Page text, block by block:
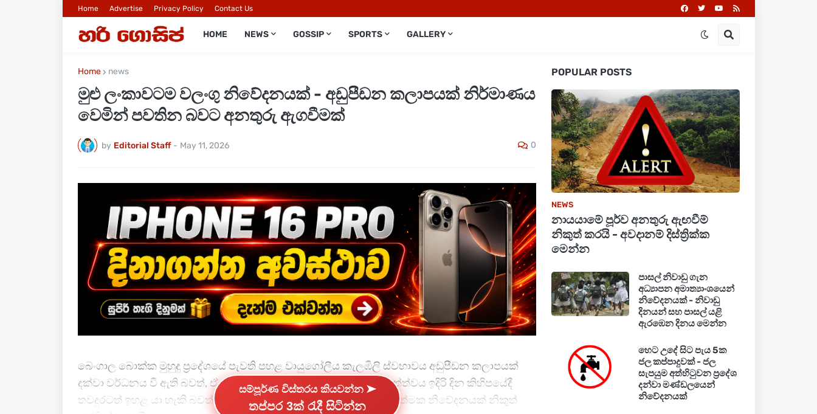
Home Advertise Privacy Policy Contact Us
HOME NEWS GOSSIP SPORTS GALLERY
Home news
මුළු ලංකාවටම වලංගු නිවේදනයක් - අඩුපීඩන කලාපයක් නිර්මාණය
වෙමින් පවතින බවට අනතුරු ඇගවීමක්
by Editorial Staff - May 11, 2026 0
බෙංගාල බොක්ක මුහුදු ප්‍රදේශයේ පැවති පහළ වායුගෝලීය කැලඹිලි ස්වභාවය අඩුපීඩන කලාපයක්
දක්වා වර්ධනය වී ඇති බවත්, ඒ හේතුවෙන් දිවයින පුරා පවතින වැසි තත්ත්වය ඉදිරි දින කිහිපයේදී
තවදුරටත් ඉහළ යා හැකි බවත් කාලගුණවිද්‍යා දෙපාර්තමේන්තුව අවවාදාත්මක නිවේදනයක් නිකුත්
සම්පූර්ණ විස්තරය කියවන්න ➤
තප්පර 3ක් රැදී සිටින්න
POPULAR POSTS
NEWS
නායයාමේ පූර්ව අනතුරු ඇඟවීම්
නිකුත් කරයි - අවදානම් දිස්ත්‍රික්ක
මෙන්න
පාසල් නිවාඩු ගැන
අධ්‍යාපන අමාත්‍යාංශයෙන්
නිවේදනයක් - නිවාඩු
දිනයන් සහ පාසල් යළි
ඇරඹෙන දිනය මෙන්න
හෙට උදේ සිට පැය 5ක
ජල කප්පාදුවක් - ජල
සැපයුම අත්හිටුවන ප්‍රදේශ
දන්වා මණ්ඩලයෙන්
නිවේදනයක්